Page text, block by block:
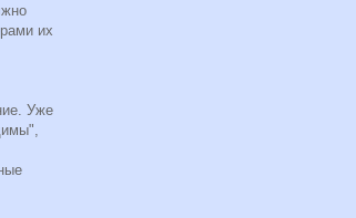
их
Уже